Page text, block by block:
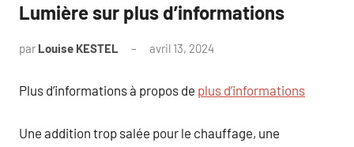
Lumière sur plus d’informations
par Louise KESTEL avril 13, 2024
Plus d’informations à propos de plus d’informations
Une addition trop salée pour le chauffage, une